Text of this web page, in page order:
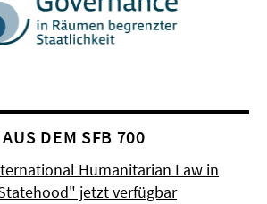
DEM SFB 700
Humanitarian Law in
jetzt verfügbar